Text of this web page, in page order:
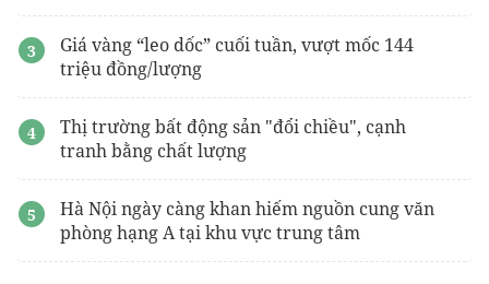
Lynn Times Onsen Retreat Hưng Yên
Vị tríThe vista văn laHà Đông
Dự án The Emerald Boulevard
dự ánsunshine empire ciputra
Giá vàng “leo dốc” cuối tuần, vượt mốc 144
triệu đồng/lượng
Thị trường bất động sản "đổi chiều", cạnh
tranh bằng chất lượng
Hà Nội ngày càng khan hiếm nguồn cung văn
phòng hạng A tại khu vực trung tâm